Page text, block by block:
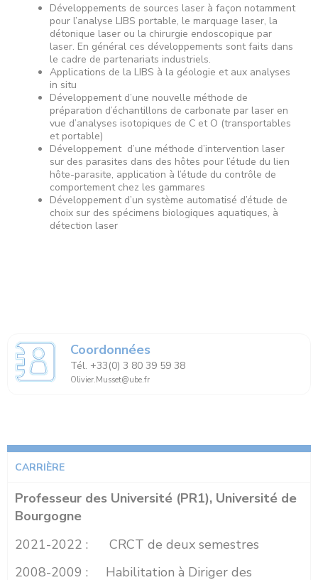
Développements de sources laser à façon notamment
pour l’analyse LIBS portable, le marquage laser, la
détonique laser ou la chirurgie endoscopique par
laser. En général ces développements sont faits dans
le cadre de partenariats industriels.
Applications de la LIBS à la géologie et aux analyses
in situ
Développement d’une nouvelle méthode de
préparation d’échantillons de carbonate par laser en
vue d’analyses isotopiques de C et O (transportables
et portable)
Développement d’une méthode d’intervention laser
sur des parasites dans des hôtes pour l’étude du lien
hôte-parasite, application à l’étude du contrôle de
comportement chez les gammares
Développement d’un système automatisé d’étude de
choix sur des spécimens biologiques aquatiques, à
détection laser
Coordonnées
Tél. +33(0) 3 80 39 59 38
Olivier.Musset@ube.fr
CARRIÈRE
Professeur des Université (PR1), Université de
Bourgogne
2021-2022 : CRCT de deux semestres
2008-2009 : Habilitation à Diriger des